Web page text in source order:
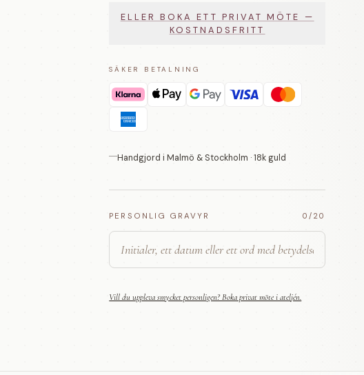
ELLER BOKA ETT PRIVAT MÖTE —
KOSTNADSFRITT
SÄKER BETALNING
Handgjord i Malmö & Stockholm · 18k guld
PERSONLIG GRAVYR 0 /20
Vill du uppleva smycket personligen? Boka privat möte i ateljén.